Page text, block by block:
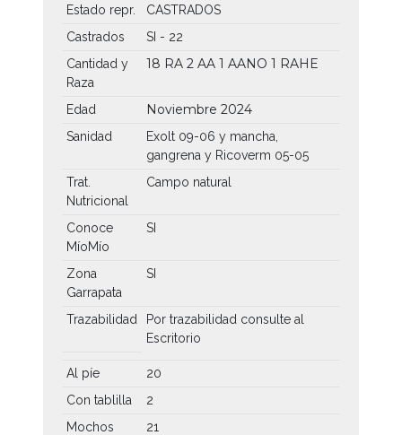
Estado repr.
CASTRADOS
Castrados
SI - 22
Cantidad y
Raza
18 RA 2 AA 1 AANO 1 RAHE
Edad Noviembre 2024
Sanidad
Exolt 09-06 y mancha,
gangrena y Ricoverm 05-05
Trat.
Nutricional
Campo natural
Conoce
MíoMío
SI
Zona
Garrapata
SI
Trazabilidad
Por trazabilidad consulte al
Escritorio
Al píe
20
Con tablilla
2
Mochos
21